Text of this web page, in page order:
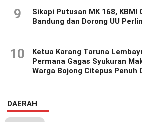
9
Sikapi Putusan MK 168, KBMI
Bandung dan Dorong UU
10
Ketua Karang Taruna
Permana Gagas Syukuran
Warga Bojong Citepus Penuh
DAERAH